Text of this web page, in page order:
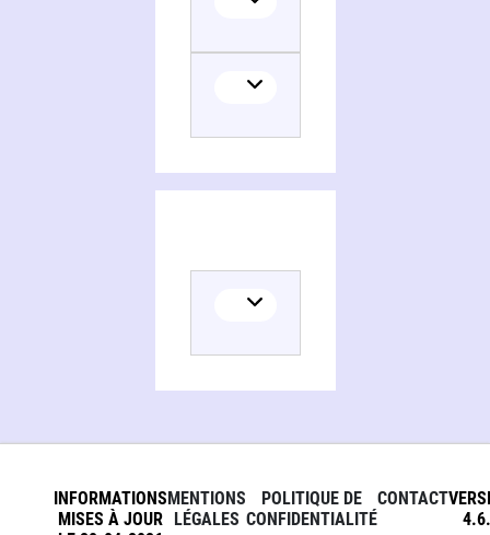
INFORMATIONS
MISES À JOUR
MENTIONS
LÉGALES
POLITIQUE DE
CONFIDENTIALITÉ
CONTACT